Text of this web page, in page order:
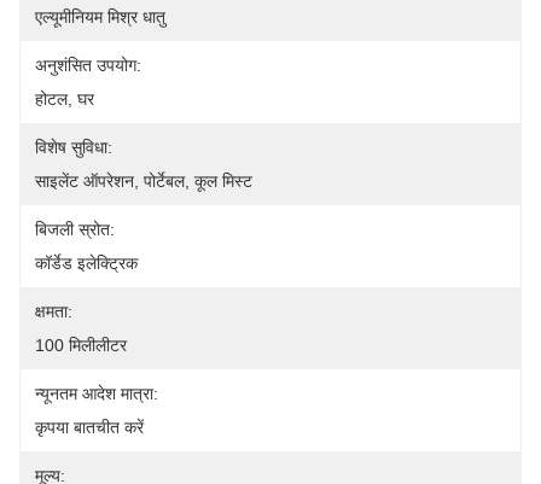
एल्यूमीनियम मिश्र धातु
अनुशंसित उपयोग:
होटल, घर
विशेष सुविधा:
साइलेंट ऑपरेशन, पोर्टेबल, कूल मिस्ट
बिजली स्रोत:
कॉर्डेड इलेक्ट्रिक
क्षमता:
100 मिलीलीटर
न्यूनतम आदेश मात्रा:
कृपया बातचीत करें
मूल्य: